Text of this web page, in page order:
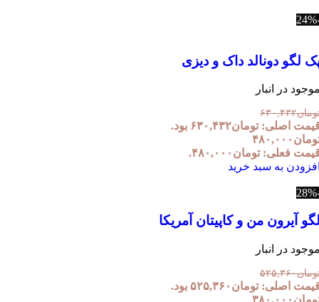
-
لگو دونالد داک و دیزی
در انبار
۶۳۰,۴۳۲
اصلی: تومان۶۳۰,۴۳۲ بود.
۴۸۰,۰۰۰
فعلی: تومان۴۸۰,۰۰۰.
به سبد خرید
-
آیرون من و کاپیتان آمریکا
در انبار
۵۲۵,۳۶۰
اصلی: تومان۵۲۵,۳۶۰ بود.
۳۸۰,۰۰۰